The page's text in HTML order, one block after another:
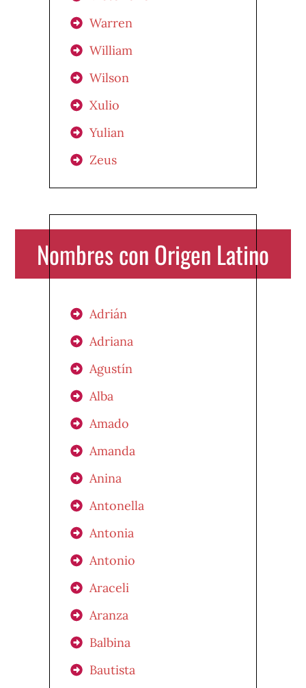
Warren
William
Wilson
Xulio
Yulian
Zeus
Nombres con Origen Latino
Adrián
Adriana
Agustín
Alba
Amado
Amanda
Anina
Antonella
Antonia
Antonio
Araceli
Aranza
Balbina
Bautista